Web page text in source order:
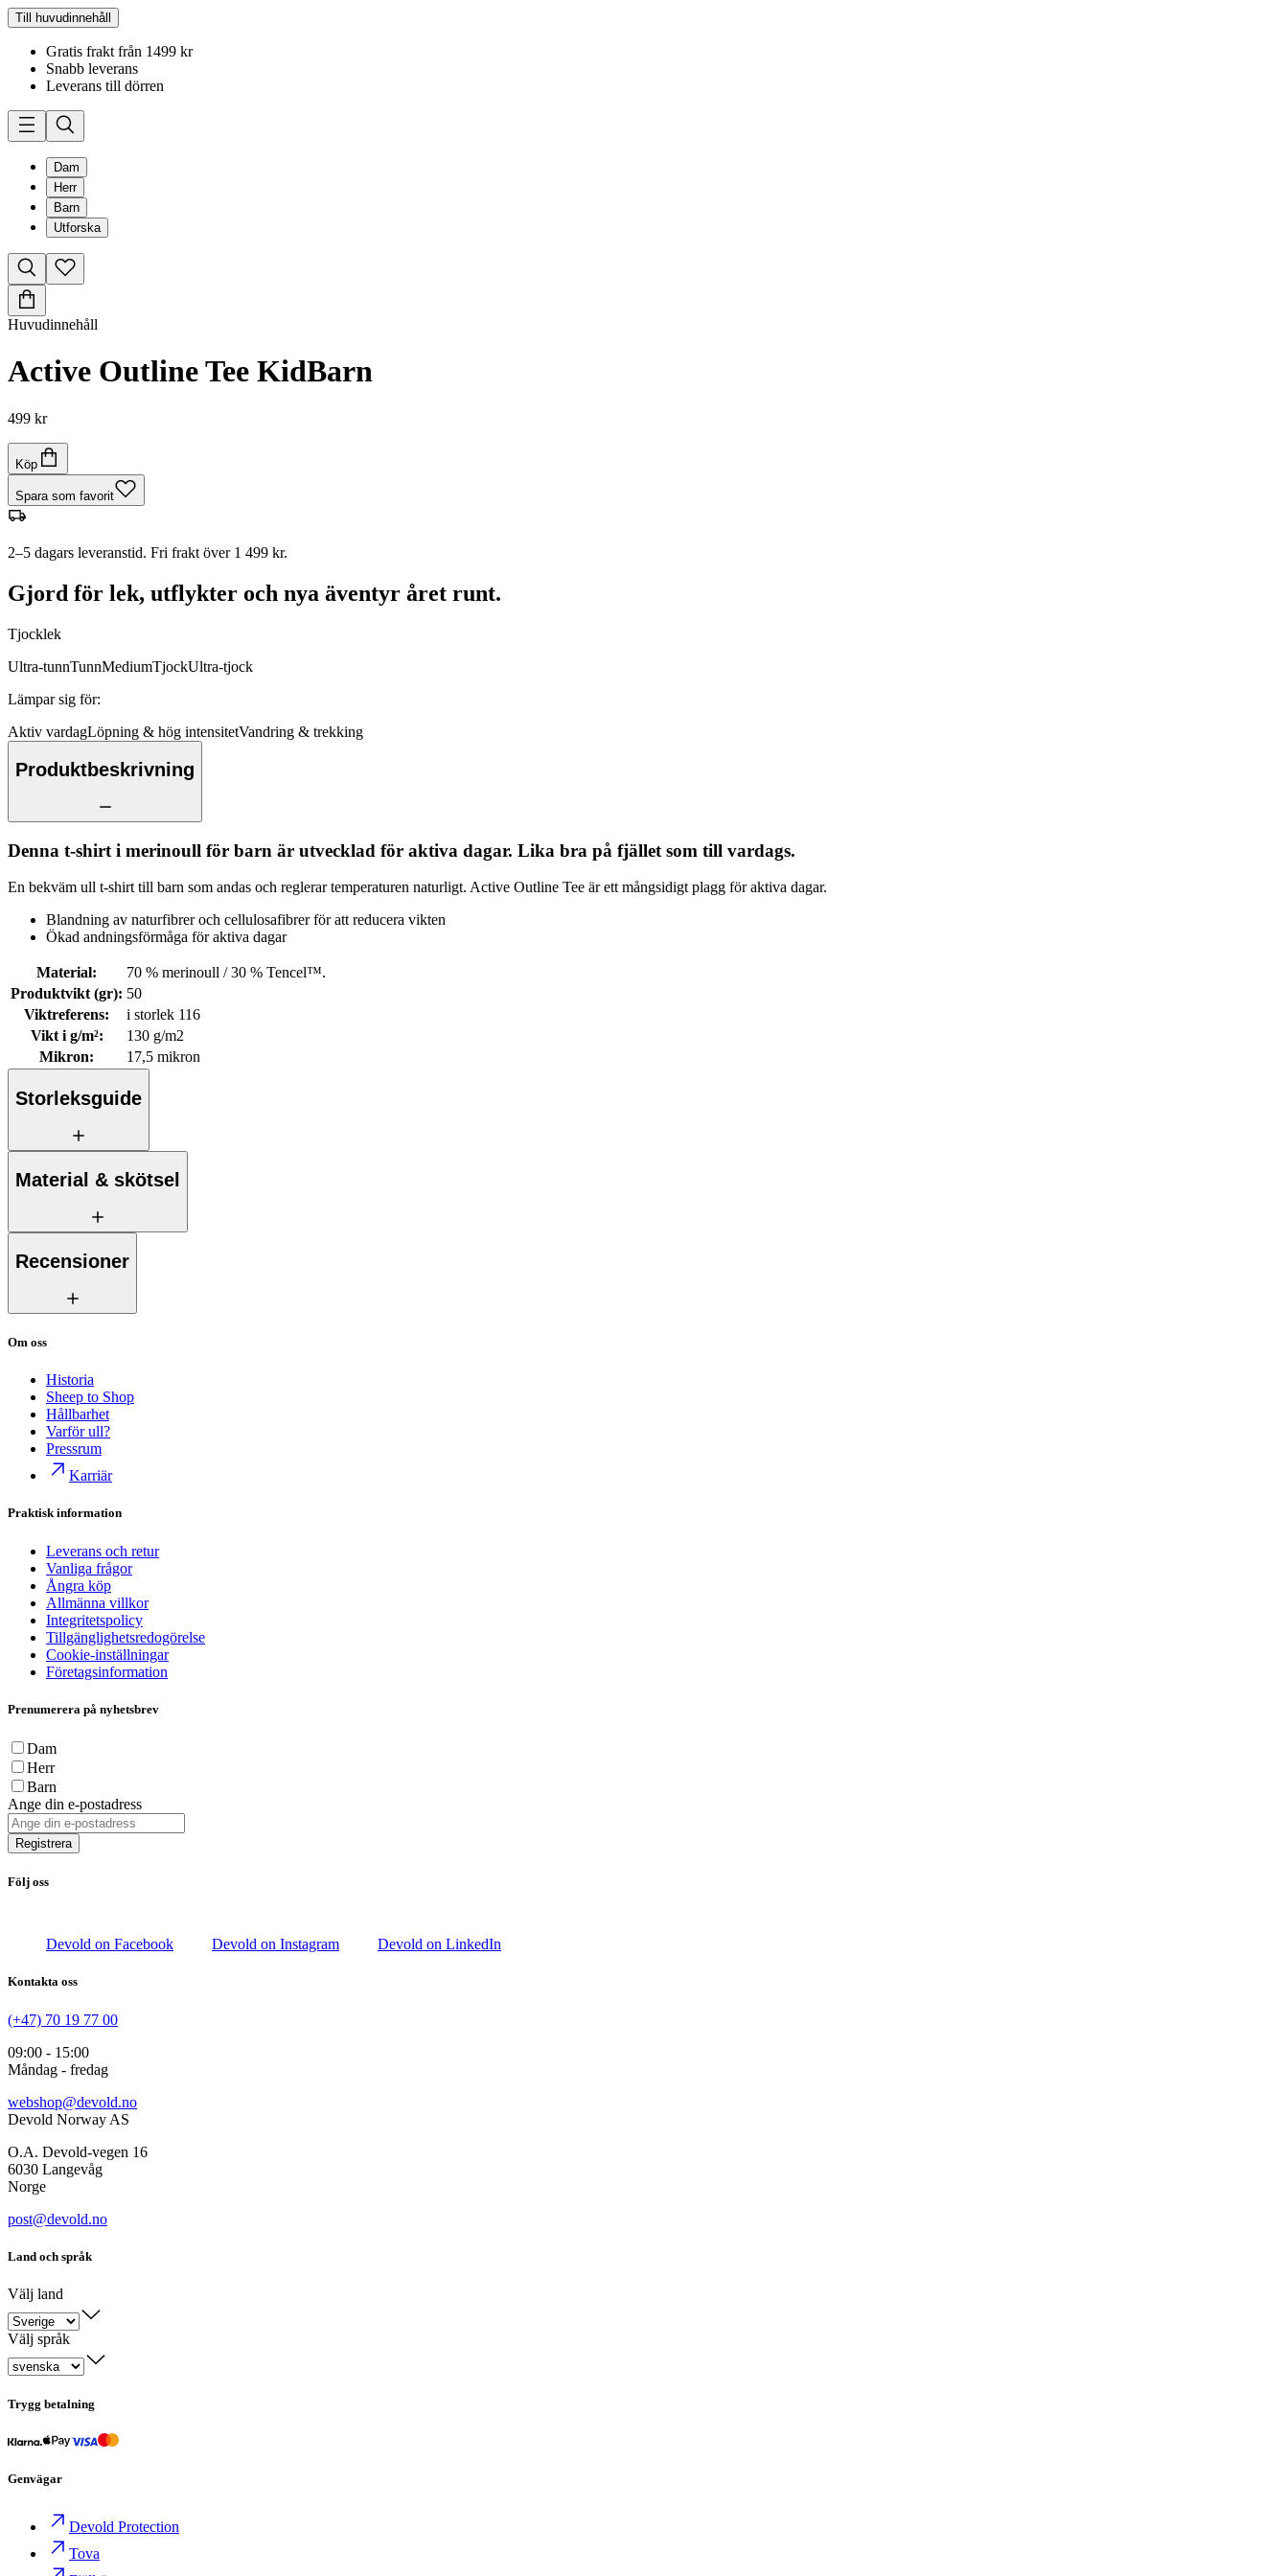
Till huvudinnehåll
Gratis frakt från 1499 kr
Snabb leverans
Leverans till dörren
Dam
Herr
Barn
Utforska
Huvudinnehåll
Active Outline Tee KidBarn
499 kr
Köp
Spara som favorit
2–5 dagars leveranstid. Fri frakt över 1 499 kr.
Gjord för lek, utflykter och nya äventyr året runt.
Tjocklek
Ultra-tunnTunnMediumTjockUltra-tjock
Lämpar sig för:
Aktiv vardagLöpning & hög intensitetVandring & trekking
Produktbeskrivning
Denna t-shirt i merinoull för barn är utvecklad för aktiva dagar. Lika bra på fjället som till vardags.
En bekväm ull t-shirt till barn som andas och reglerar temperaturen naturligt. Active Outline Tee är ett mångsidigt plagg för aktiva dagar.
Blandning av naturfibrer och cellulosafibrer för att reducera vikten
Ökad andningsförmåga för aktiva dagar
Material:
70 % merinoull / 30 % Tencel™.
Produktvikt (gr): 50
Viktreferens:
i storlek 116
Vikt i g/m²:
130 g/m2
Mikron: 17,5 mikron
Storleksguide
Material & skötsel
Recensioner
Om oss
Historia
Sheep to Shop
Hållbarhet
Varför ull?
Pressrum
Karriär
Praktisk information
Leverans och retur
Vanliga frågor
Ångra köp
Allmänna villkor
Integritetspolicy
Tillgänglighetsredogörelse
Cookie-inställningar
Företagsinformation
Prenumerera på nyhetsbrev
Dam
Herr
Barn
Ange din e-postadress
Registrera
Följ oss
Devold on Facebook Devold on Instagram Devold on LinkedIn
Kontakta oss
(+47) 70 19 77 00
09:00 - 15:00
Måndag - fredag
webshop@devold.no
Devold Norway AS
O.A. Devold-vegen 16
6030 Langevåg
Norge
post@devold.no
Land och språk
Välj land
Välj språk
Trygg betalning
Genvägar
Devold Protection
Tova